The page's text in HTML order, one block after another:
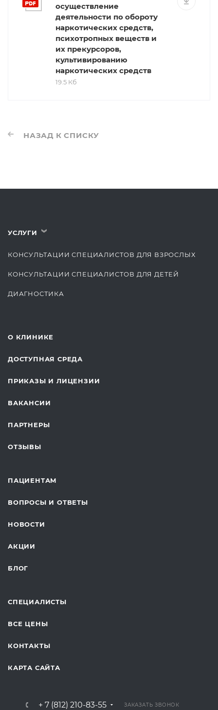
осуществление
деятельности по обороту
наркотических средств,
психотропных веществ и
их прекурсоров,
культивированию
наркотических средств
19.5 Кб
НАЗАД К СПИСКУ
УСЛУГИ ›
КОНСУЛЬТАЦИИ СПЕЦИАЛИСТОВ ДЛЯ ВЗРОСЛЫХ
КОНСУЛЬТАЦИИ СПЕЦИАЛИСТОВ ДЛЯ ДЕТЕЙ
ДИАГНОСТИКА
ЛАБОРАТОРНЫЕ ИССЛЕДОВАНИЯ
ДЛЯ БУДУЩИХ МАМ
О КЛИНИКЕ
ДОСТУПНАЯ СРЕДА
ПРИКАЗЫ И ЛИЦЕНЗИИ
ВАКАНСИИ
ПАРТНЕРЫ
ОТЗЫВЫ
ПАЦИЕНТАМ
ВОПРОСЫ И ОТВЕТЫ
НОВОСТИ
АКЦИИ
БЛОГ
СПЕЦИАЛИСТЫ
ВСЕ ЦЕНЫ
КОНТАКТЫ
КАРТА САЙТА
+ 7 (812) 210-83-55 ЗАКАЗАТЬ ЗВОНОК